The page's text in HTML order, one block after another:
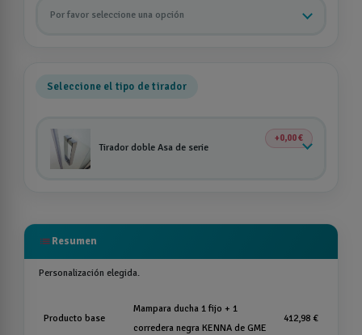
Por favor seleccione una opción
Seleccione el tipo de tirador
Tirador doble Asa de serie
0,00 €
listResumen
Personalización elegida.
Producto base
Mampara ducha 1 fijo + 1
corredera negra KENNA de GME
412,98 €